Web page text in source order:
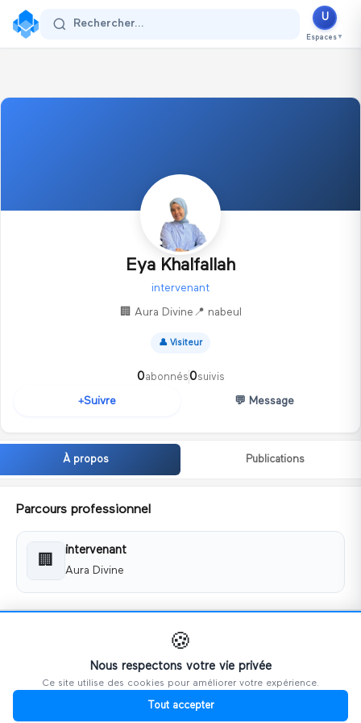
Se connecter
Rechercher...
U
Espaces ▼
Eya Khalfallah
intervenant
🏢 Aura Divine 📍 nabeul
👤 Visiteur
0abonnés0suivis
+Suivre 💬 Message
À propos Publications
Parcours professionnel
🏢
intervenant
Aura Divine
eyakhalfallah55@gmail.com
📱 55340554
🍪
Nous respectons votre vie privée
Ce site utilise des cookies pour améliorer votre expérience.
Tout accepter